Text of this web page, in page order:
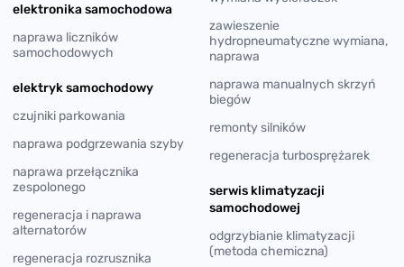
elektronika samochodowa
naprawa liczników
samochodowych
elektryk samochodowy
czujniki parkowania
naprawa podgrzewania szyby
naprawa przełącznika
zespolonego
regeneracja i naprawa
alternatorów
regeneracja rozrusznika
zawieszenie
hydropneumatyczne wymiana,
naprawa
naprawa manualnych skrzyń
biegów
remonty silników
regeneracja turbosprężarek
serwis klimatyzacji
samochodowej
odgrzybianie klimatyzacji
(metoda chemiczna)